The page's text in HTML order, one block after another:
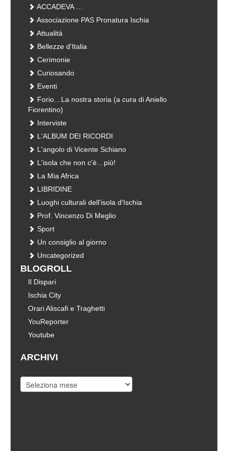
ACCADEVA …
Associazione PAS Pronatura Ischia
Attualità
Bellezze d'Italia
Cerimonie
Curiosando
Eventi
Forio…La nostra storia (a cura di Aniello
Fiorentino)
Interviste
L'ALBUM DEI RICORDI
L'angolo di Vicente Schiano
L'isola che non c'è…più!
La Mia Africa
LIBRIDINE
Luoghi culturali dell'isola d'Ischia
Prof. Vincenzo Di Meglio
Sport
Un consiglio al giorno
Uncategorized
BLOGROLL
Il Dispari
Ischia City
Orari Aliscafi e Traghetti
YouReporter
Youtube
ARCHIVI